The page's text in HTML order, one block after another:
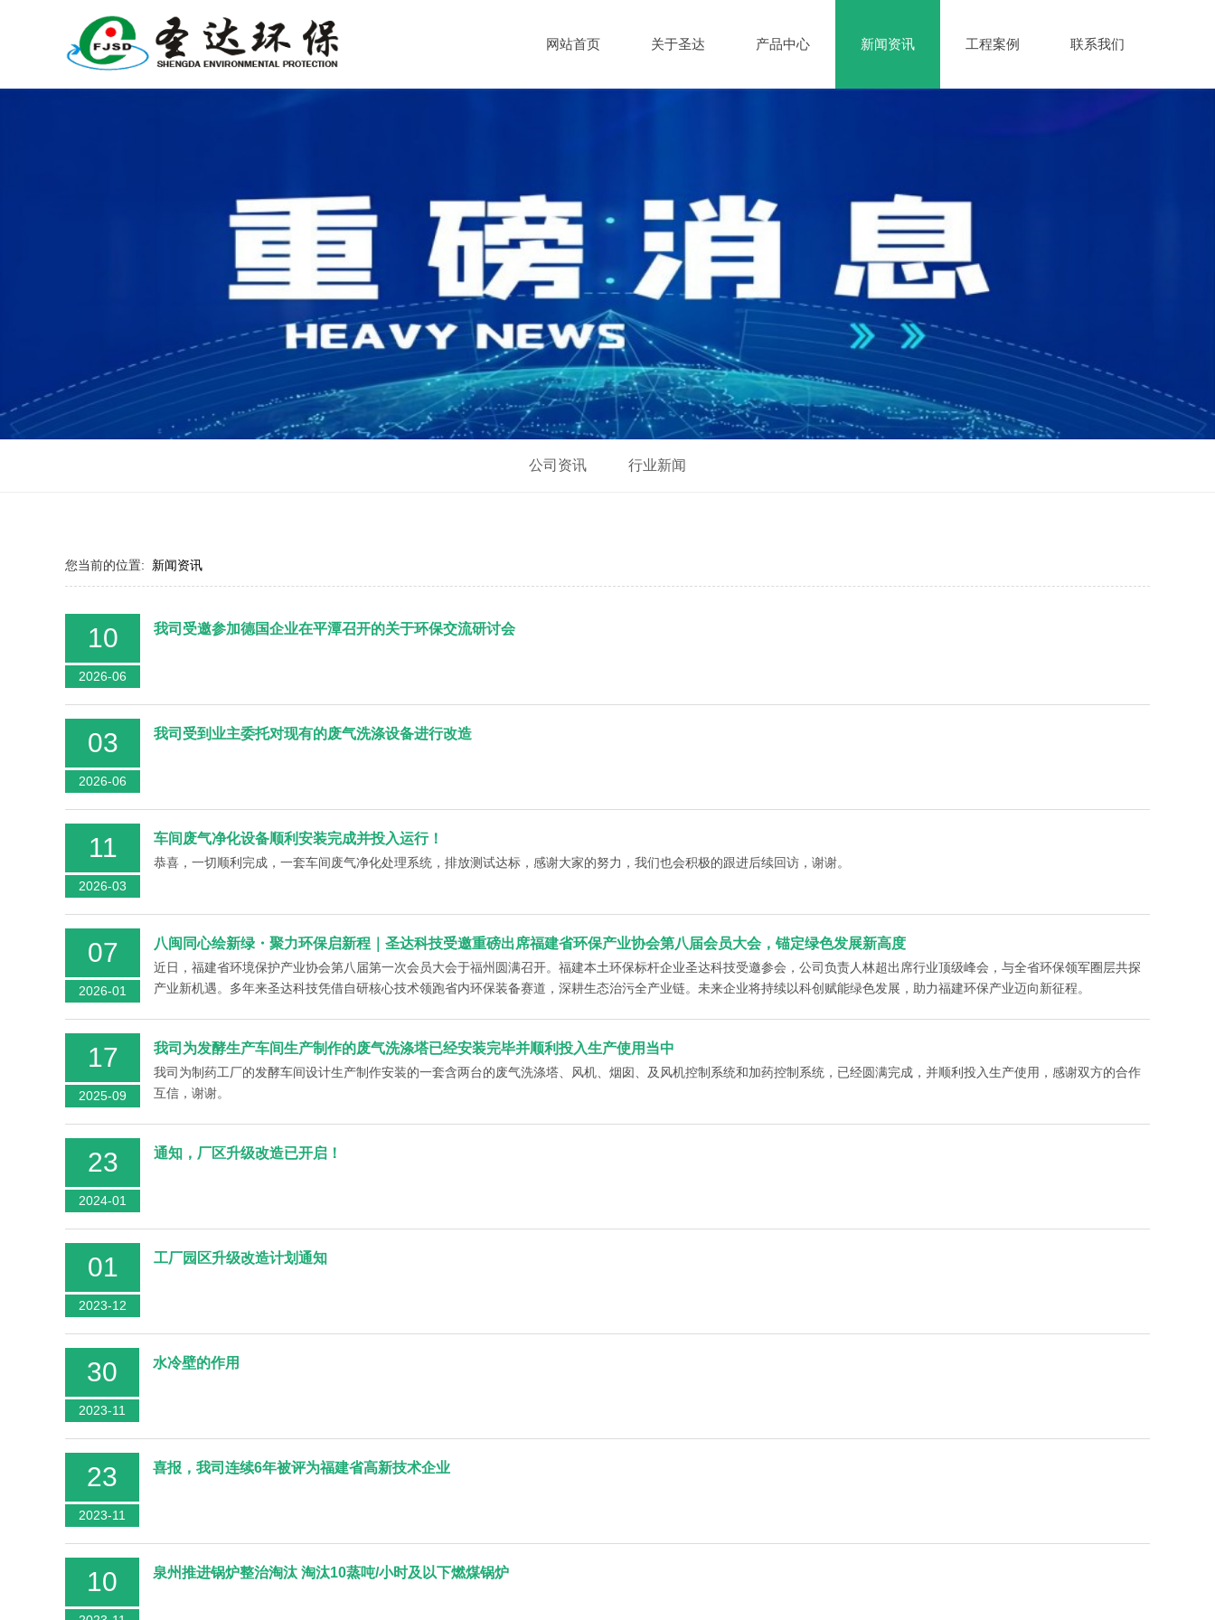
网站首页 关于圣达 产品中心 新闻资讯 工程案例 联系我们
公司资讯 行业新闻
您当前的位置: 新闻资讯
10
2026-06
我司受邀参加德国企业在平潭召开的关于环保交流研讨会
03
2026-06
我司受到业主委托对现有的废气洗涤设备进行改造
11
2026-03
车间废气净化设备顺利安装完成并投入运行！
恭喜，一切顺利完成，一套车间废气净化处理系统，排放测试达标，感谢大家的努力，我们也会积极的跟进后续回访，谢谢。
07
2026-01
八闽同心绘新绿・聚力环保启新程｜圣达科技受邀重磅出席福建省环保产业协会第八届会员大会，锚定绿色发展新高度
近日，福建省环境保护产业协会第八届第一次会员大会于福州圆满召开。福建本土环保标杆企业圣达科技受邀参会，公司负责人林超出席行业顶级峰会，与全省环保领军圈层共探
产业新机遇。多年来圣达科技凭借自研核心技术领跑省内环保装备赛道，深耕生态治污全产业链。未来企业将持续以科创赋能绿色发展，助力福建环保产业迈向新征程。
17
2025-09
我司为发酵生产车间生产制作的废气洗涤塔已经安装完毕并顺利投入生产使用当中
我司为制药工厂的发酵车间设计生产制作安装的一套含两台的废气洗涤塔、风机、烟囱、及风机控制系统和加药控制系统，已经圆满完成，并顺利投入生产使用，感谢双方的合作
互信，谢谢。
23
2024-01
通知，厂区升级改造已开启！
01
2023-12
工厂园区升级改造计划通知
30
2023-11
水冷壁的作用
23
2023-11
喜报，我司连续6年被评为福建省高新技术企业
10 泉州推进锅炉整治淘汰 淘汰10蒸吨/小时及以下燃煤锅炉